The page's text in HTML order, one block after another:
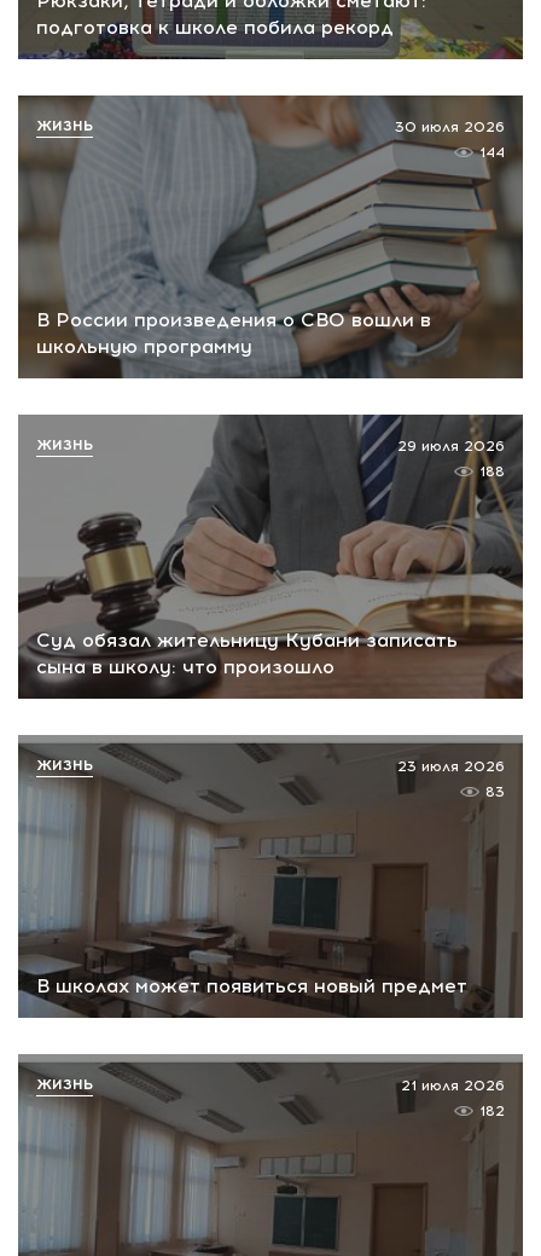
подготовка к школе побила рекорд
В России произведения о СВО вошли в
школьную программу
30 июля 2026
144
ЖИЗНЬ
Суд обязал жительницу Кубани записать
сына в школу: что произошло
29 июля 2026
188
ЖИЗНЬ
В школах может появиться новый предмет
23 июля 2026
83
ЖИЗНЬ
21 июля 2026
182
ЖИЗНЬ